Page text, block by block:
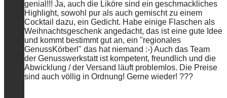
genial!!! Ja, auch die Liköre sind ein geschmackliches
Highlight, sowohl pur als auch gemischt zu einem
Cocktail dazu, ein Gedicht. Habe einige Flaschen als
Weihnachtsgeschenk angedacht, das ist eine gute Idee
und kommt bestimmt gut an, ein "regionales
GenussKörberl" das hat niemand :-) Auch das Team
der Genusswerkstatt ist kompetent, freundlich und die
Abwicklung / der Versand läuft problemlos. Die Preise
sind auch völlig in Ordnung! Gerne wieder! ???